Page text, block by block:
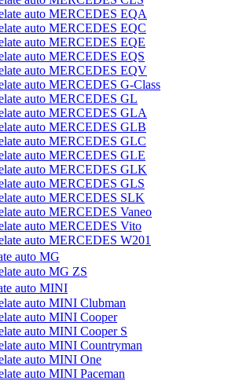
auto MERCEDES EQA
auto MERCEDES EQC
auto MERCEDES EQE
auto MERCEDES EQS
auto MERCEDES EQV
auto MERCEDES G-Class
auto MERCEDES GL
auto MERCEDES GLA
auto MERCEDES GLB
auto MERCEDES GLC
auto MERCEDES GLE
auto MERCEDES GLK
auto MERCEDES GLS
auto MERCEDES SLK
auto MERCEDES Vaneo
auto MERCEDES Vito
auto MERCEDES W201
auto MG
auto MG ZS
auto MINI
auto MINI Clubman
auto MINI Cooper
auto MINI Cooper S
auto MINI Countryman
auto MINI One
auto MINI Paceman